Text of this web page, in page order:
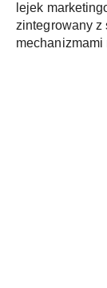
lejek
zintegrowany z
mechanizmami